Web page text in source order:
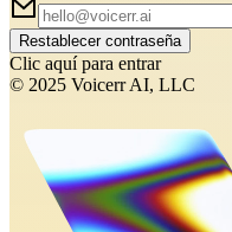
Restablecer contraseña
Clic aquí para entrar
© 2025 Voicerr AI, LLC